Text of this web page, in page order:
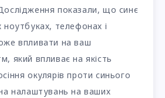
показали, що синє
ноутбуках, телефонах і
впливати на ваш
який впливає на якість
окулярів проти синього
налаштувань на ваших